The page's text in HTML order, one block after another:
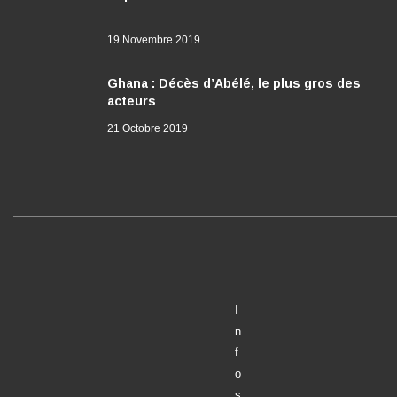
19 Novembre 2019
Ghana : Décès d’Abélé, le plus gros des
acteurs
21 Octobre 2019
n
f
o